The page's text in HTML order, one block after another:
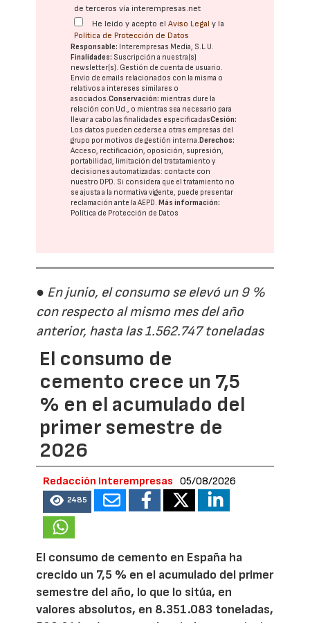
de terceros vía interempresas.net
He leído y acepto elAviso Legal y la
Política de Protección de Datos
Responsable: Interempresas Media, S.L.U.
Finalidades: Suscripción a nuestra(s)
newsletter(s). Gestión de cuenta de usuario.
Envío de emails relacionados con la misma o
relativos a intereses similares o
asociados.Conservación: mientras dure la
relación con Ud., o mientras sea necesario para
llevar a cabo las finalidades especificadasCesión:
Los datos pueden cederse a otras empresas del
grupo por motivos de gestión interna. Derechos:
Acceso, rectificación, oposición, supresión,
portabilidad, limitación del tratatamiento y
decisiones automatizadas: contacte con
nuestro DPD. Si considera que el tratamiento no
se ajusta a la normativa vigente, puede presentar
reclamación ante laAEPD. Más información:
Política de Protección de Datos
● En junio, el consumo se elevó un 9 %
con respecto al mismo mes del año
anterior, hasta las 1.562.747 toneladas
El consumo de
cemento crece un 7,5
% en el acumulado del
primer semestre de
2026
Redacción Interempresas 05/08/2026
2485
El consumo de cemento en España ha
crecido un 7,5 % en el acumulado del primer
semestre del año, lo que lo sitúa, en
valores absolutos, en 8.351.083 toneladas,